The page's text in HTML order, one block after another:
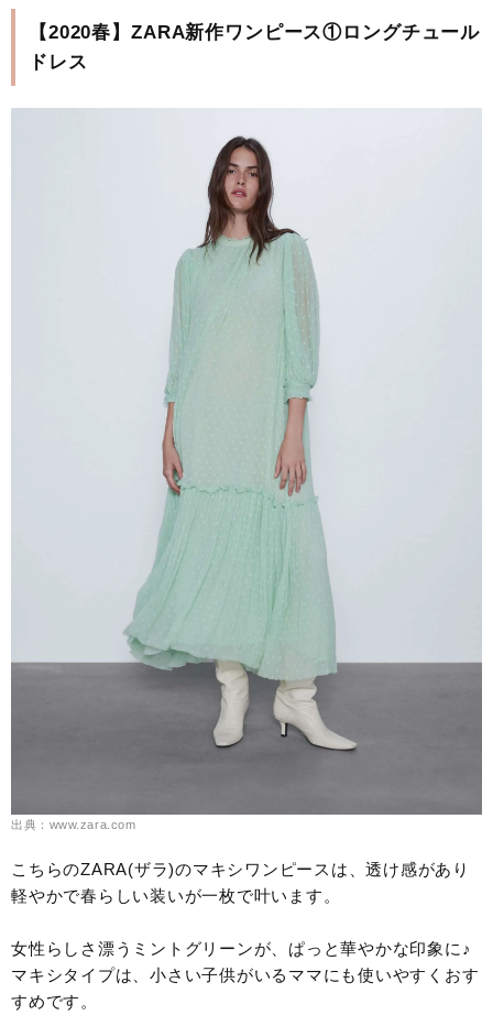
【2020春】ZARA新作ワンピース①ロングチュール
ドレス
出典：www.zara.com
こちらのZARA(ザラ)のマキシワンピースは、透け感があり
軽やかで春らしい装いが一枚で叶います。
女性らしさ漂うミントグリーンが、ぱっと華やかな印象に♪
マキシタイプは、小さい子供がいるママにも使いやすくおす
すめです。